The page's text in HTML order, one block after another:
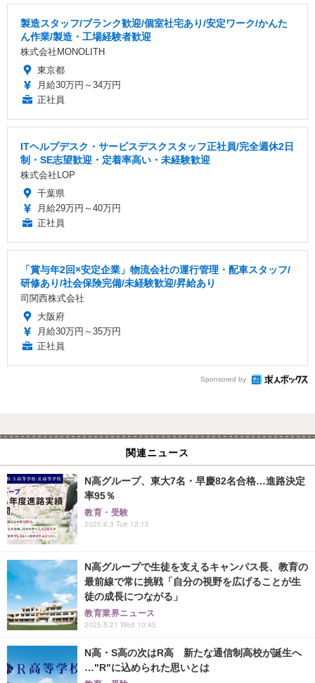
製造スタッフ/ブランク歓迎/個室社宅あり/安定ワーク/かんた
ん作業/製造・工場経験者歓迎
株式会社MONOLITH
東京都
月給30万円～34万円
正社員
ITヘルプデスク・サービスデスクスタッフ正社員/完全週休2日
制・SE志望歓迎・定着率高い・未経験歓迎
株式会社LOP
千葉県
月給29万円～40万円
正社員
「賞与年2回×安定企業」物流会社の運行管理・配車スタッフ/
研修あり/社会保険完備/未経験歓迎/昇給あり
司関西株式会社
大阪府
月給30万円～35万円
正社員
Sponsored by
関連ニュース
N高グループ、東大7名・早慶82名合格…進路決定
率95％
教育・受験
2025.6.3 Tue 12:15
N高グループで生徒を支えるキャンパス長、教育の
最前線で常に挑戦「自分の視野を広げることが生
徒の成長につながる」
教育業界ニュース
2025.5.21 Wed 10:45
N高・S高の次はR高 新たな通信制高校が誕生へ
…"R"に込められた思いとは